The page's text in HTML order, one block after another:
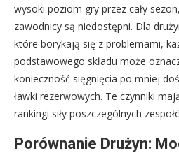
wysoki poziom gry przez cały
zawodnicy są niedostępni. Dla
które borykają się z problemami,
podstawowego składu może
konieczność sięgnięcia po mniej
ławki rezerwowych. Te czynniki
rankingi siły poszczególnych
Porównanie Drużyn: